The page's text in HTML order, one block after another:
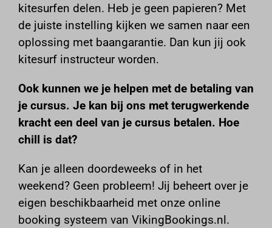
kitesurfen delen. Heb je geen papieren? Met
de juiste instelling kijken we samen naar een
oplossing met baangarantie. Dan kun jij ook
kitesurf instructeur worden.
Ook kunnen we je helpen met de betaling van
je cursus. Je kan bij ons met terugwerkende
kracht een deel van je cursus betalen. Hoe
chill is dat?
Kan je alleen doordeweeks of in het
weekend? Geen probleem! Jij beheert over je
eigen beschikbaarheid met onze online
booking systeem van VikingBookings.nl.